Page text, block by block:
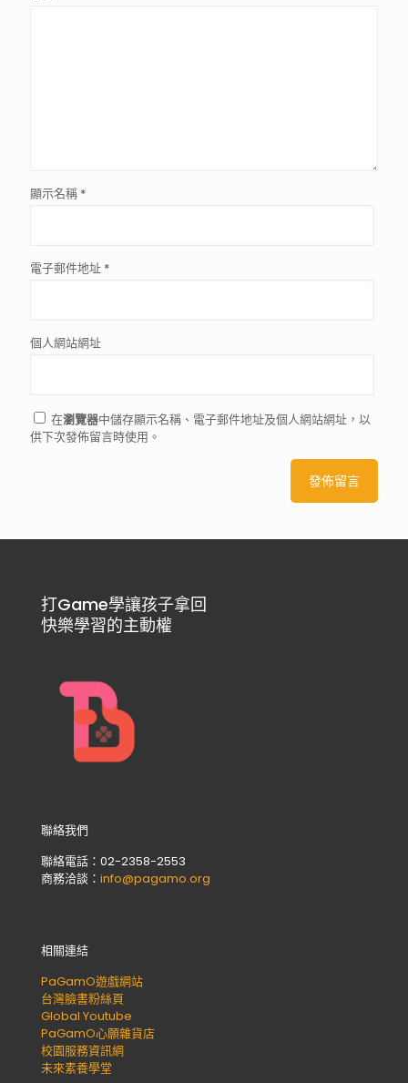
顯示名稱 *
電子郵件地址 *
個人網站網址
在瀏覽器中儲存顯示名稱、電子郵件地址及個人網站網址，以
供下次發佈留言時使用。
打Game學讓孩子拿回
快樂學習的主動權
聯絡我們
聯絡電話：02-2358-2553
商務洽談： info@pagamo.org
相關連結
PaGamO遊戲網站
台灣臉書粉絲頁
Global Youtube
PaGamO心願雜貨店
校園服務資訊網
未來素養學堂